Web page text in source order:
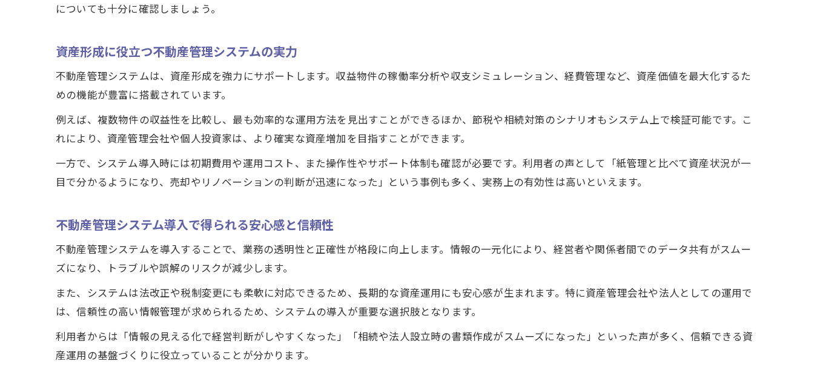
についても十分に確認しましょう。
資産形成に役立つ不動産管理システムの実力
不動産管理システムは、資産形成を強力にサポートします。収益物件の稼働率分析や収支シミュレーション、経費管理など、資産価値を最大化するた
めの機能が豊富に搭載されています。
例えば、複数物件の収益性を比較し、最も効率的な運用方法を見出すことができるほか、節税や相続対策のシナリオもシステム上で検証可能です。こ
れにより、資産管理会社や個人投資家は、より確実な資産増加を目指すことができます。
一方で、システム導入時には初期費用や運用コスト、また操作性やサポート体制も確認が必要です。利用者の声として「紙管理と比べて資産状況が一
目で分かるようになり、売却やリノベーションの判断が迅速になった」という事例も多く、実務上の有効性は高いといえます。
不動産管理システム導入で得られる安心感と信頼性
不動産管理システムを導入することで、業務の透明性と正確性が格段に向上します。情報の一元化により、経営者や関係者間でのデータ共有がスムー
ズになり、トラブルや誤解のリスクが減少します。
また、システムは法改正や税制変更にも柔軟に対応できるため、長期的な資産運用にも安心感が生まれます。特に資産管理会社や法人としての運用で
は、信頼性の高い情報管理が求められるため、システムの導入が重要な選択肢となります。
利用者からは「情報の見える化で経営判断がしやすくなった」「相続や法人設立時の書類作成がスムーズになった」といった声が多く、信頼できる資
産運用の基盤づくりに役立っていることが分かります。